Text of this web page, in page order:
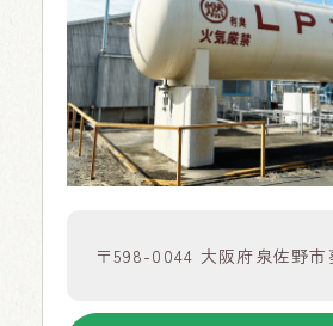
〒598-0044 大阪府泉佐野市